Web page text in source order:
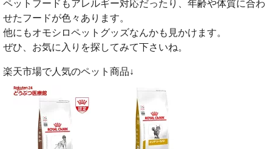
ペットフードもアレルギー対応だったり、年齢や体質に合わ
せたフードが色々あります。
他にもオモシロペットグッズなんかも見かけます。
ぜひ、お気に入りを探してみて下さいね。
楽天市場で人気のペット商品↓